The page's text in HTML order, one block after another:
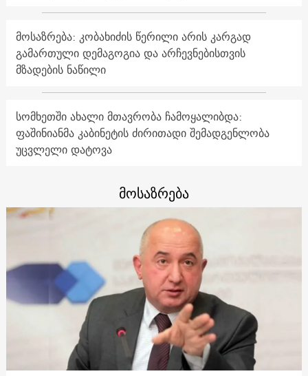
მოსაზრება: კობახიძის წერილი არის კარგად
გამართული დემაგოგია და არჩევნებისთვის
მზადების ნაწილი
სომხეთში ახალი მთავრობა ჩამოყალიბდა:
ფაშინიანმა კაბინეტის ძირითადი შემადგენლობა
უცვლელი დატოვა
მოსაზრება